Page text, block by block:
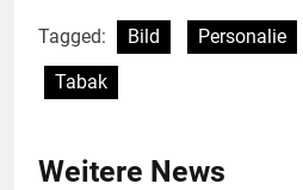
Tagged: Bild Personalie
Tabak
Weitere News